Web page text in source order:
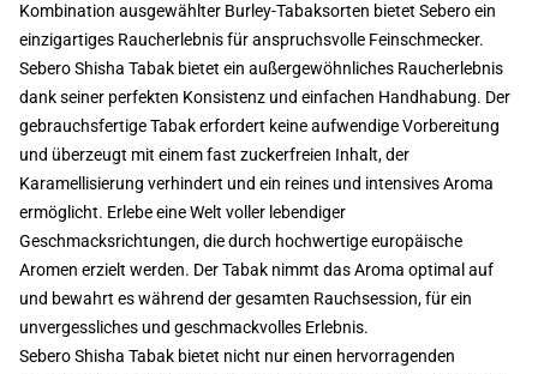
Kombination ausgewählter Burley-Tabaksorten bietet Sebero ein
einzigartiges Raucherlebnis für anspruchsvolle Feinschmecker.
Sebero Shisha Tabak bietet ein außergewöhnliches Raucherlebnis
dank seiner perfekten Konsistenz und einfachen Handhabung. Der
gebrauchsfertige Tabak erfordert keine aufwendige Vorbereitung
und überzeugt mit einem fast zuckerfreien Inhalt, der
Karamellisierung verhindert und ein reines und intensives Aroma
ermöglicht. Erlebe eine Welt voller lebendiger
Geschmacksrichtungen, die durch hochwertige europäische
Aromen erzielt werden. Der Tabak nimmt das Aroma optimal auf
und bewahrt es während der gesamten Rauchsession, für ein
unvergessliches und geschmackvolles Erlebnis.
Sebero Shisha Tabak bietet nicht nur einen hervorragenden